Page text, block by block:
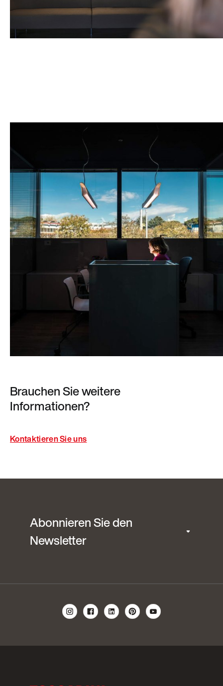
Brauchen Sie weitere
Informationen?
Kontaktieren Sie uns
Abonnieren Sie den
Newsletter